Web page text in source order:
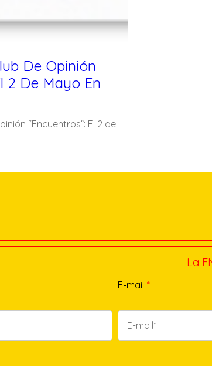
De Opinión
2 De Mayo En
“Encuentros”: El 2 de
La
E-mail *